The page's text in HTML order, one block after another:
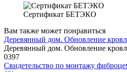
Сертификат БЕТЭКО
Вам также может понравиться
Деревянный дом. Обновление
Деревянный дом. Обновление
0397
Свидетельство по монтажу